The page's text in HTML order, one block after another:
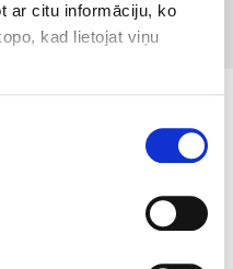
ar citu informāciju, ko
kad lietojat viņu
|Privacy Made by
SONARO